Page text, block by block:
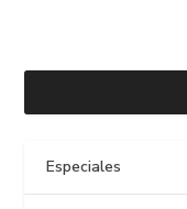
Especiales